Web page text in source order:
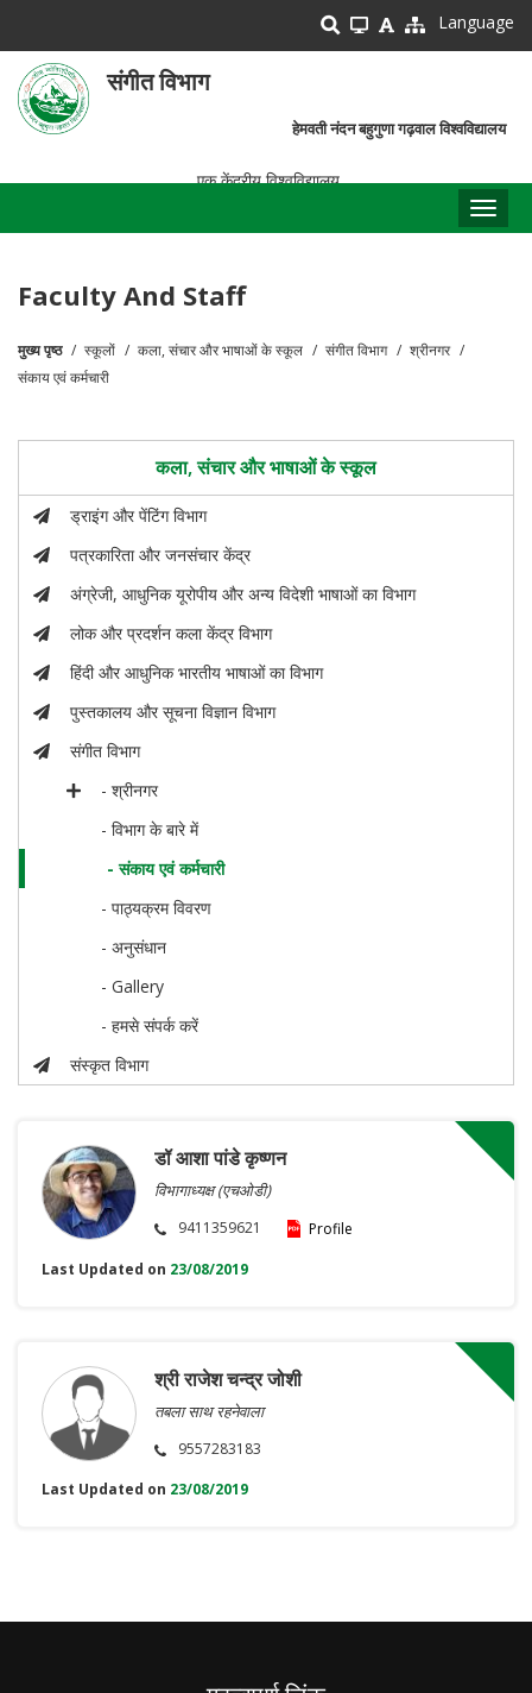
main
content
Language
संगीत विभाग
हेमवती नंदन बहुगुणा गढ़वाल विश्वविद्यालय
एक केंद्रीय विश्वविद्यालय
Faculty And Staff
पग
मुख्य पृष्ठ स्कूलों कला, संचार और भाषाओं के स्कूल संगीत विभाग
श्रीनगर
संकाय एवं कर्मचारी
कला, संचार और भाषाओं के स्कूल
ड्राइंग और पेंटिंग विभाग
पत्रकारिता और जनसंचार केंद्र
अंग्रेजी, आधुनिक यूरोपीय और अन्य विदेशी भाषाओं का विभाग
लोक और प्रदर्शन कला केंद्र विभाग
हिंदी और आधुनिक भारतीय भाषाओं का विभाग
पुस्तकालय और सूचना विज्ञान विभाग
संगीत विभाग
- श्रीनगर
- विभाग के बारे में
- संकाय एवं कर्मचारी
- पाठ्यक्रम विवरण
- अनुसंधान
- Gallery
- हमसे संपर्क करें
संस्कृत विभाग
डॉ आशा पांडे कृष्णन
विभागाध्यक्ष (एचओडी)
9411359621
Profile
Last Updated on 23/08/2019
श्री राजेश चन्द्र जोशी
तबला साथ रहनेवाला
9557283183
Last Updated on 23/08/2019